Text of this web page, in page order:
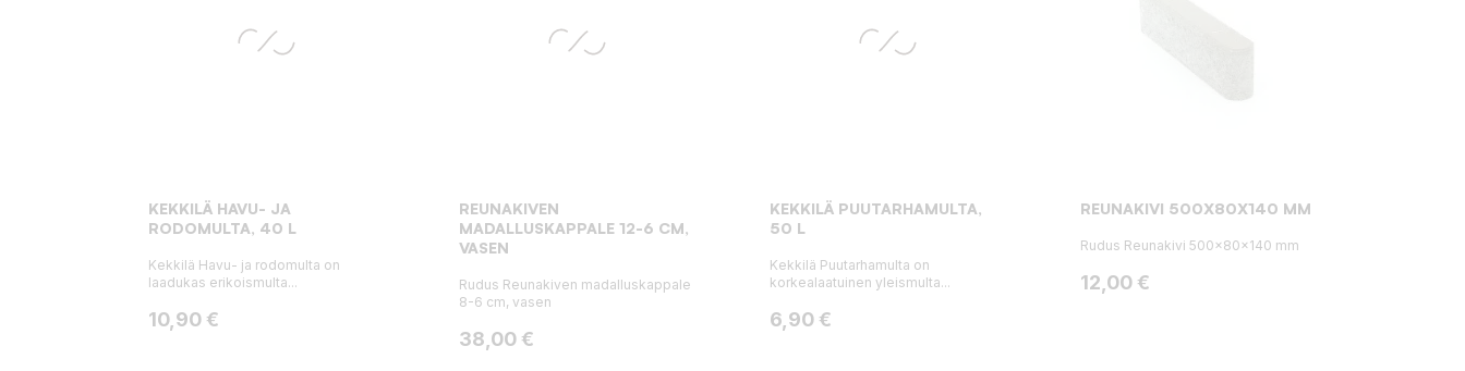
KEKKILÄ HAVU- JA
RODOMULTA, 40 L
Kekkilä Havu- ja rodomulta on
laadukas erikoismulta...
Hinta
10,90 €
REUNAKIVEN
MADALLUSKAPPALE 12-6 CM,
VASEN
Rudus Reunakiven madalluskappale
8-6 cm, vasen
Hinta
38,00 €
KEKKILÄ PUUTARHAMULTA,
50 L
Kekkilä Puutarhamulta on
korkealaatuinen yleismulta...
Hinta
6,90 €
REUNAKIVI 500X80X140 MM
Rudus Reunakivi 500x80x140 mm
Hinta
12,00 €